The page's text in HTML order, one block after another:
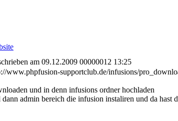
am 09.12.2009 00000012 13:25
www.phpfusion-supportclub.de/infusions/
und in denn infusions ordner hochladen
dann admin bereich die infusion instaliren und da hast